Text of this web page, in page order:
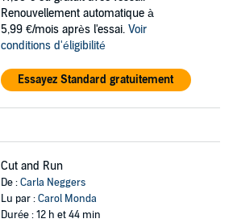
Renouvellement automatique à
5,99 €/mois après l'essai. Voir
conditions d'éligibilité
Essayez Standard gratuitement
Cut and Run
De :Carla Neggers
Lu par :Carol Monda
Durée : 12 h et 44 min